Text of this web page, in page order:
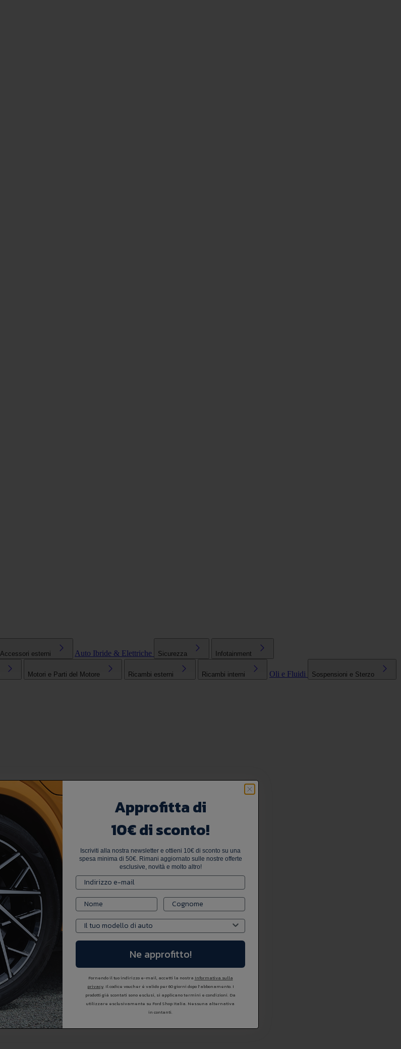
Accessori esterni Auto Ibride & Elettriche Sicurezza Infotainment
Motori e Parti del Motore Ricambi esterni Ricambi interni Oli e Fluidi Sospensioni e Sterzo
Approfitta di
10€ di sconto!
Iscriviti alla nostra newsletter e ottieni 10€ di sconto su una
spesa minima di 50€. Rimani aggiornato sulle nostre offerte
esclusive, novità e molto altro!
Ne approfitto!
Fornendo il tuo indirizzo e-mail, accetti la nostra Informativa sulla
privacy. Il codice voucher é valido per 60 giorni dopo l'abbonamento. I
prodotti già scontati sono esclusi, si applicano termini e condizioni. Da
utilizzare esclusivamente su Ford Shop Italia. Nessuna alternativa
in contanti.